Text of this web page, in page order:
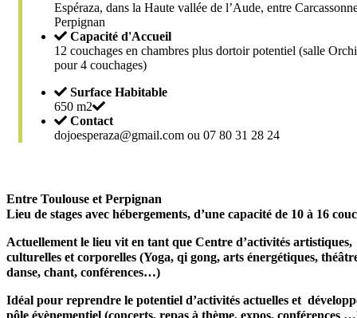
Espéraza, dans la Haute vallée de l’Aude, entre
Perpignan
Capacité d'Accueil
12 couchages en chambres plus dortoir potentiel (salle
pour 4 couchages)
Surface Habitable
650 m2
Contact
dojoesperaza@gmail.com ou 07 80 31 28 24
Entre Toulouse et Perpignan
Lieu de stages avec hébergements, d’une capacité de 10 à 16
Actuellement le lieu vit en tant que Centre d’activités artistiques,
culturelles et corporelles (Yoga, qi gong, arts énergétiques,
danse, chant, conférences…)
Idéal pour reprendre le potentiel d’activités actuelles et
pôle évènementiel (concerts, repas à thème, expos, conférences